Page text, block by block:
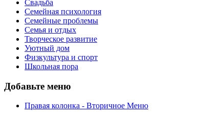
Свадьба
Семейная психология
Семейные проблемы
Семья и отдых
Творческое развитие
Уютный дом
Физкультура и спорт
Школьная пора
Добавьте меню
Правая колонка - Вторичное Меню